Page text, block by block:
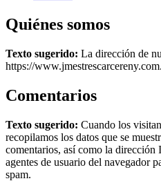
Quiénes somos
Texto sugerido: La dirección de
https://www.jmestrescarcereny.com.
Comentarios
Texto sugerido: Cuando los
recopilamos los datos que se
comentarios, así como la dirección
agentes de usuario del navegador
spam.